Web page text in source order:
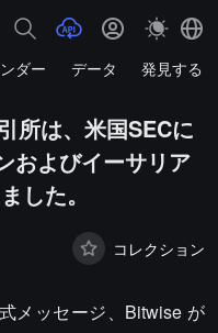
ダー データ 発見する
所は、米国SECに
およびイーサリア
した。
コレクション
メッセージ、Bitwise が